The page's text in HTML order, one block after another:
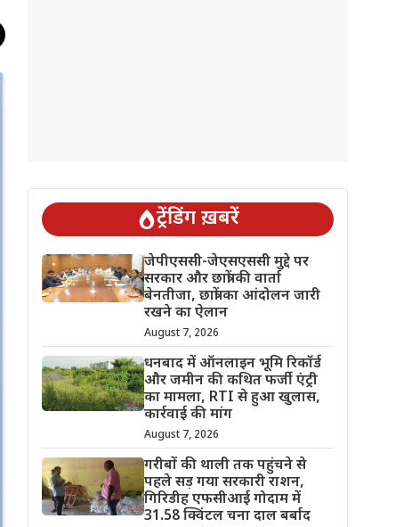
ट्रेंडिंग ख़बरें
जेपीएससी-जेएसएससी मुद्दे पर
सरकार और छात्रों की वार्ता
बेनतीजा, छात्रों का आंदोलन जारी
रखने का ऐलान
August 7, 2026
धनबाद में ऑनलाइन भूमि रिकॉर्ड
और जमीन की कथित फर्जी एंट्री
का मामला, RTI से हुआ खुलास,
कार्रवाई की मांग
August 7, 2026
गरीबों की थाली तक पहुंचने से
पहले सड़ गया सरकारी राशन,
गिरिडीह एफसीआई गोदाम में
31.58 क्विंटल चना दाल बर्बाद